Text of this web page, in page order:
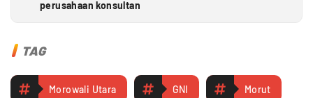
perusahaan konsultan
TAG
Morowali Utara GNI Morut